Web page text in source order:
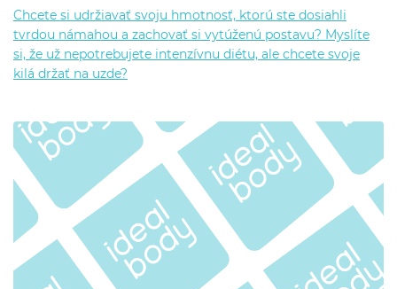
Chcete si udržiavať svoju hmotnosť, ktorú ste dosiahli
tvrdou námahou a zachovať si vytúženú postavu? Myslíte
si, že už nepotrebujete intenzívnu diétu, ale chcete svoje
kilá držať na uzde?